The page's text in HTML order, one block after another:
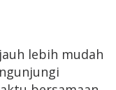
lebih mudah